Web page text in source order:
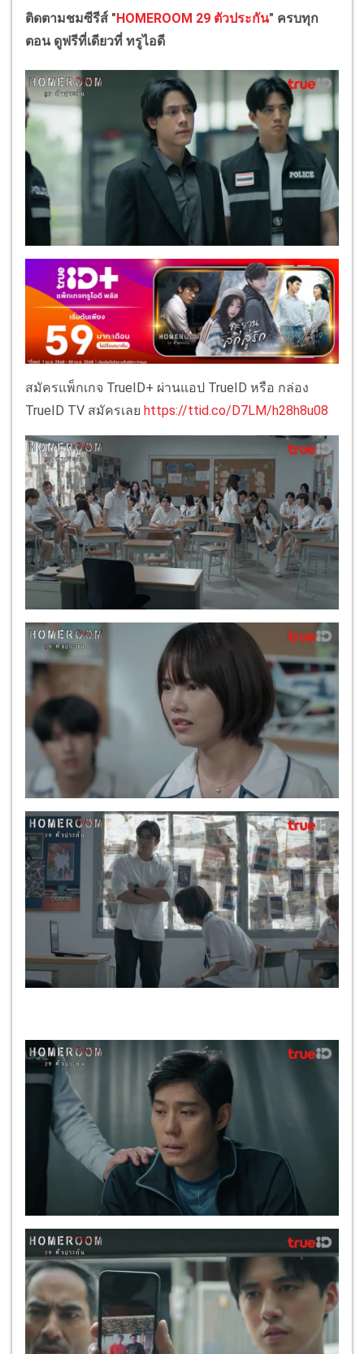
ติดตามชมซีรีส์ "HOMEROOM 29 ตัวประกัน" ครบทุก
ตอน ดูฟรีที่เดียวที่ ทรูไอดี
สมัครแพ็กเกจ TrueID+ ผ่านแอป TrueID หรือ กล่อง
TrueID TV สมัครเลย https://ttid.co/D7LM/h28h8u08